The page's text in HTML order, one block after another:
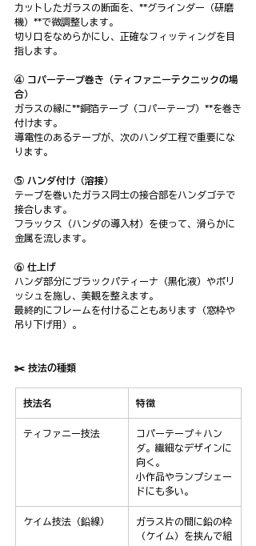
カットしたガラスの断面を、**グラインダー（研磨
機）**で微調整します。
切り口をなめらかにし、正確なフィッティングを目
指します。
④ コパーテープ巻き（ティファニーテクニックの場
合）
ガラスの縁に**銅箔テープ（コパーテープ）**を巻き
付けます。
導電性のあるテープが、次のハンダ工程で重要にな
ります。
⑤ ハンダ付け（溶接）
テープを巻いたガラス同士の接合部をハンダゴテで
接合します。
フラックス（ハンダの導入材）を使って、滑らかに
金属を流します。
⑥ 仕上げ
ハンダ部分にブラックパティーナ（黒化液）やポリ
ッシュを施し、美観を整えます。
最終的にフレームを付けることもあります（窓枠や
吊り下げ用）。
✂️ 技法の種類
技法名 特徴
ティファニー技法
コパーテープ＋ハン
ダ。繊細なデザインに
向く。
小作品やランプシェー
ドにも多い。
ケイム技法（鉛線）
ガラス片の間に鉛の枠
（ケイム）を挟んで組